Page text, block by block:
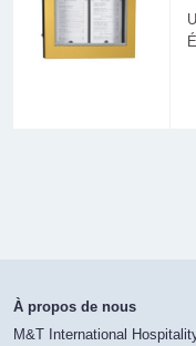
À propos de nous
M&T International